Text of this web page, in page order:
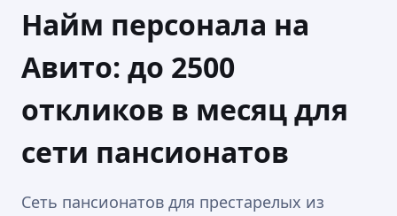
Найм персонала на
Авито: до 2500
откликов в месяц для
сети пансионатов
Сеть пансионатов для престарелых из